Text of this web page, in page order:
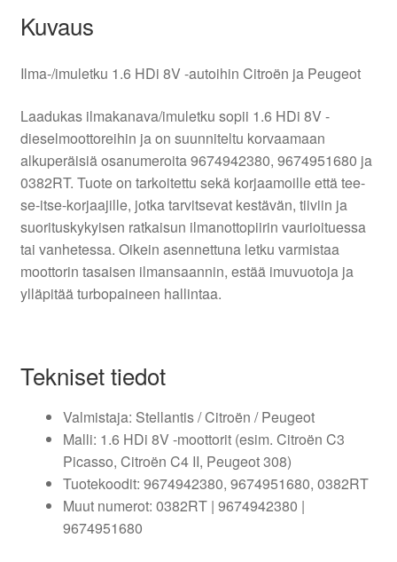
Kuvaus
Ilma-/imuletku 1.6 HDi 8V -autoihin Citroën ja Peugeot
Laadukas ilmakanava/imuletku sopii 1.6 HDi 8V -
dieselmoottoreihin ja on suunniteltu korvaamaan
alkuperäisiä osanumeroita 9674942380, 9674951680 ja
0382RT. Tuote on tarkoitettu sekä korjaamoille että tee-
se-itse-korjaajille, jotka tarvitsevat kestävän, tiiviin ja
suorituskykyisen ratkaisun ilmanottopiirin vaurioituessa
tai vanhetessa. Oikein asennettuna letku varmistaa
moottorin tasaisen ilmansaannin, estää imuvuotoja ja
ylläpitää turbopaineen hallintaa.
Tekniset tiedot
Valmistaja: Stellantis / Citroën / Peugeot
Malli: 1.6 HDi 8V -moottorit (esim. Citroën C3
Picasso, Citroën C4 II, Peugeot 308)
Tuotekoodit: 9674942380, 9674951680, 0382RT
Muut numerot: 0382RT | 9674942380 |
9674951680